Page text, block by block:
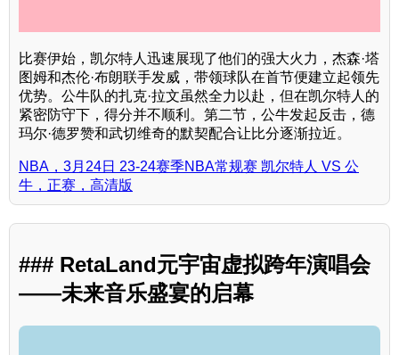
比赛伊始，凯尔特人迅速展现了他们的强大火力，杰森·塔
图姆和杰伦·布朗联手发威，带领球队在首节便建立起领先
优势。公牛队的扎克·拉文虽然全力以赴，但在凯尔特人的
紧密防守下，得分并不顺利。第二节，公牛发起反击，德
玛尔·德罗赞和武切维奇的默契配合让比分逐渐拉近。
NBA，3月24日 23-24赛季NBA常规赛 凯尔特人 VS 公
牛，正赛，高清版
### RetaLand元宇宙虚拟跨年演唱会
——未来音乐盛宴的启幕